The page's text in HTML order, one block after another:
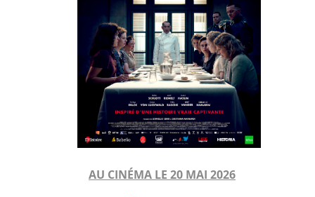
AU CINÉMA LE 20 MAI 2026